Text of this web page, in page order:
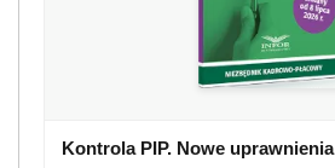
Kontrola PIP. Nowe uprawnienia